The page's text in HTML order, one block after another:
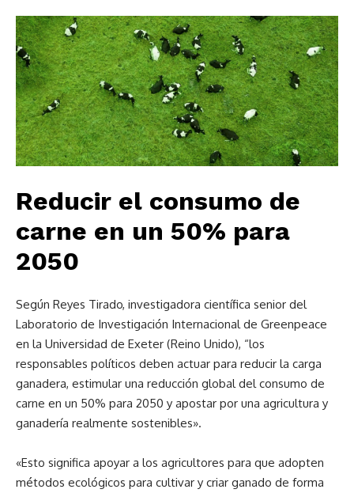
Reducir el consumo de
carne en un 50% para
2050
Según Reyes Tirado, investigadora científica senior del
Laboratorio de Investigación Internacional de Greenpeace
en la Universidad de Exeter (Reino Unido), “los
responsables políticos deben actuar para reducir la carga
ganadera, estimular una reducción global del consumo de
carne en un 50% para 2050 y apostar por una agricultura y
ganadería realmente sostenibles».
«Esto significa apoyar a los agricultores para que adopten
métodos ecológicos para cultivar y criar ganado de forma